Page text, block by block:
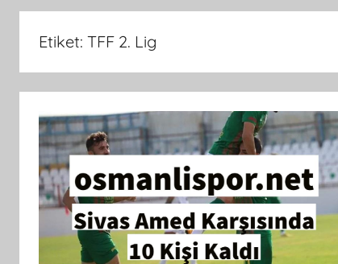
Etiket: TFF 2. Lig